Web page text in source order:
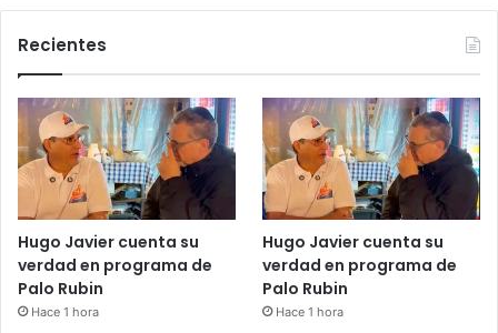
Recientes
Hugo Javier cuenta su
verdad en programa de
Palo Rubin
Hace 1 hora
Hugo Javier cuenta su
verdad en programa de
Palo Rubin
Hace 1 hora